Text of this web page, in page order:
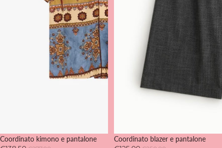
SOLD OUT
Coordinato kimono e pantalone SOLD OUT
Coordinato blazer e pantalone